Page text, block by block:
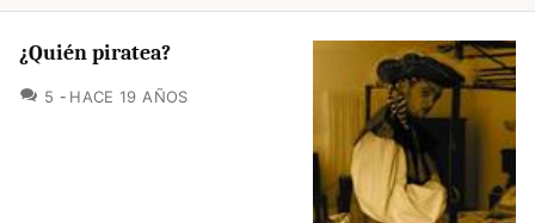
¿Quién piratea?
5 COMENTARIOS
HACE 19 AÑOS